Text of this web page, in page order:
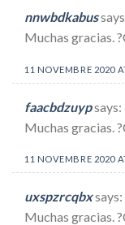
nnwbdkabus
Muchas gracias.
11 NOVEMBRE 2020
faacbdzuypsays:
Muchas gracias.
11 NOVEMBRE 2020
uxspzrcqbxsays:
Muchas gracias.